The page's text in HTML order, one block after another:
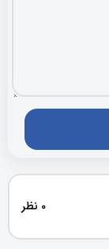
0 نظر